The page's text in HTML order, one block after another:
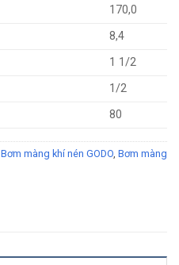
170,0
8,4
1 1/2
1/2
80
Bơm màng khí nén GODO, Bơm màng